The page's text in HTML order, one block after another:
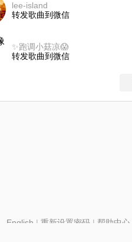
lee-island
转发歌曲到微信
✨跑调小菇凉😱
转发歌曲到微信
English | 重新设置密码| 帮助中心